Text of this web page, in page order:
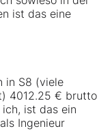
ist das eine
in S8 (viele
4012.25 € brutto
ist das ein
Ingenieur